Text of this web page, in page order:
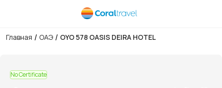
Главная / ОАЭ / OYO 578 OASIS DEIRA HOTEL
No Certificate